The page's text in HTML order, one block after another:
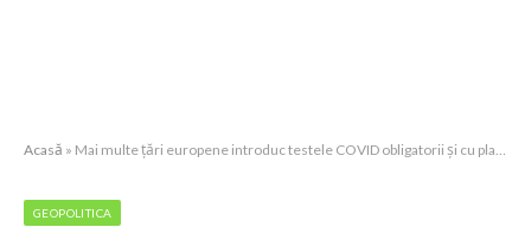
Acasă » Mai multe țări europene introduc testele COVID obligatorii și cu plată
GEOPOLITICA